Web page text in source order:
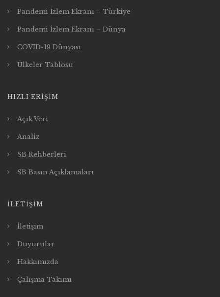
Pandemi İzlem Ekranı – Türkiye
Pandemi İzlem Ekranı – Dünya
COVID-19 Dünyası
Ülkeler Tablosu
HIZLI ERIŞIM
Açık Veri
Analiz
SB Rehberleri
SB Basın Açıklamaları
İLETIŞIM
İletişim
Duyurular
Hakkımızda
Çalışma Takımı